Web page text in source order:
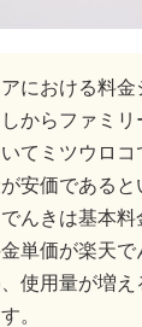
における料
からファミ
てミツウロコ
安価である
んきは基本
単価が楽天
使用量が増
。